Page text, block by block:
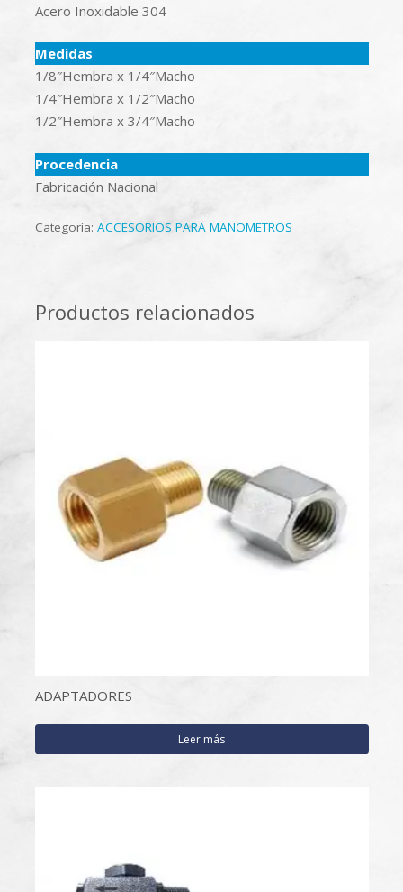
Acero Inoxidable 304
Medidas
1/8″Hembra x 1/4″Macho
1/4″Hembra x 1/2″Macho
1/2″Hembra x 3/4″Macho
Procedencia
Fabricación Nacional
Categoría: ACCESORIOS PARA MANOMETROS
Productos relacionados
ADAPTADORES
Leer más